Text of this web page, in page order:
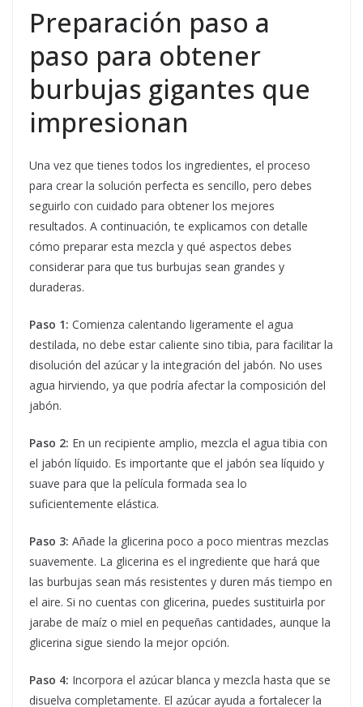
Preparación paso a
paso para obtener
burbujas gigantes que
impresionan
Una vez que tienes todos los ingredientes, el proceso
para crear la solución perfecta es sencillo, pero debes
seguirlo con cuidado para obtener los mejores
resultados. A continuación, te explicamos con detalle
cómo preparar esta mezcla y qué aspectos debes
considerar para que tus burbujas sean grandes y
duraderas.
Paso 1: Comienza calentando ligeramente el agua
destilada, no debe estar caliente sino tibia, para facilitar la
disolución del azúcar y la integración del jabón. No uses
agua hirviendo, ya que podría afectar la composición del
jabón.
Paso 2: En un recipiente amplio, mezcla el agua tibia con
el jabón líquido. Es importante que el jabón sea líquido y
suave para que la película formada sea lo
suficientemente elástica.
Paso 3: Añade la glicerina poco a poco mientras mezclas
suavemente. La glicerina es el ingrediente que hará que
las burbujas sean más resistentes y duren más tiempo en
el aire. Si no cuentas con glicerina, puedes sustituirla por
jarabe de maíz o miel en pequeñas cantidades, aunque la
glicerina sigue siendo la mejor opción.
Paso 4: Incorpora el azúcar blanca y mezcla hasta que se
disuelva completamente. El azúcar ayuda a fortalecer la